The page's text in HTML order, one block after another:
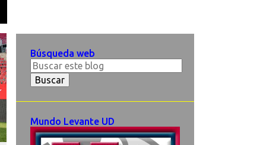
Búsqueda web
Mundo Levante UD